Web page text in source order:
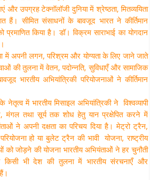
और उपग्रह टेक्नॉलॉजी दुनिया में श्रेष्ठता, मितव्ययिता
हैं। सीमित संसाधनों के बावजूद भारत ने कीर्तिमान
किया है। डॉ। विक्रम साराभाई का योगदान
में अपनी लगन, परिश्रम और योग्यता के लिए जाने जाते
की तुलना में वेतन, पदोन्नति, सुविधाएँ और सामाजिक
भारतीय अभियांत्रिकी परियोजनाओं ने कीर्तिमान
में भारतीय मिसाइल अभियांत्रिकी ने विश्वव्यापी
मंगल तथा सूर्य तक शोध हेतु यान प्रक्षेपित करने में
ने अपनी दक्षता का परिचय दिया है। मेट्रो ट्रैन,
हो या बुलेट ट्रैन की भावी योजना, राष्ट्रीय
को जोड़ने की योजना भारतीय अभियंताओं ने हर चुनौती
किसी भी देश की तुलना में भारतीय संरचनाएँ और